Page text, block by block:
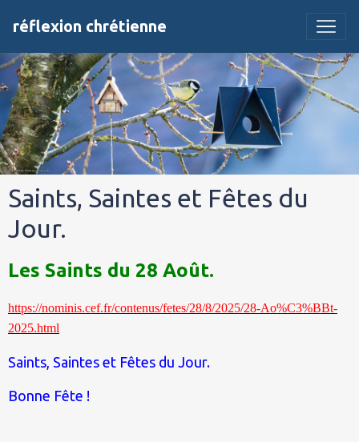
réflexion chrétienne
Saints, Saintes et Fêtes du
Jour.
Les Saints du 28 Août.
https://nominis.cef.fr/contenus/fetes/28/8/2025/28-Ao%C3%BBt-
2025.html
Saints, Saintes et Fêtes du Jour.
Bonne Fête !